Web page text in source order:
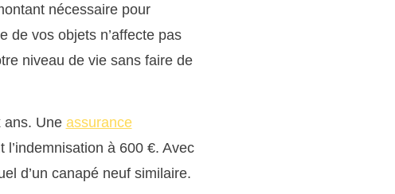
nécessaire pour
de vos objets n’affecte pas
niveau de vie sans faire de
ans. Une assurance
à 600 €. Avec
d’un canapé neuf similaire.